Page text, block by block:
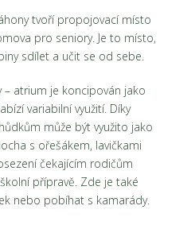
tvoří propojovací místo
pro seniory. Je to místo,
sdílet a učit se od sebe.
– atrium je koncipován jako
variabilní využití. Díky
může být využito jako
s ořešákem, lavičkami
čekajícím rodičům
přípravě. Zde je také
nebo pobíhat s kamarády.